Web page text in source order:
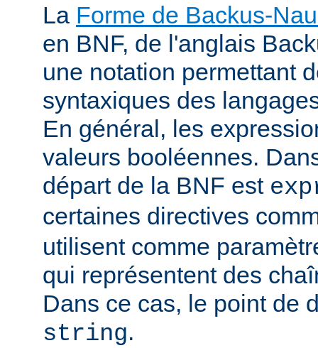
La Forme de Backus-
en BNF, de l'anglais
une notation permettant
syntaxiques des
En général, les
valeurs booléennes.
départ de la BNF est
certaines directives
utilisent comme
qui représentent des
Dans ce cas, le point de
string.